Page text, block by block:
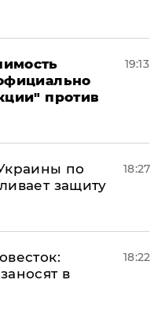
против
19:13
по
защиту
18:27
в
18:22